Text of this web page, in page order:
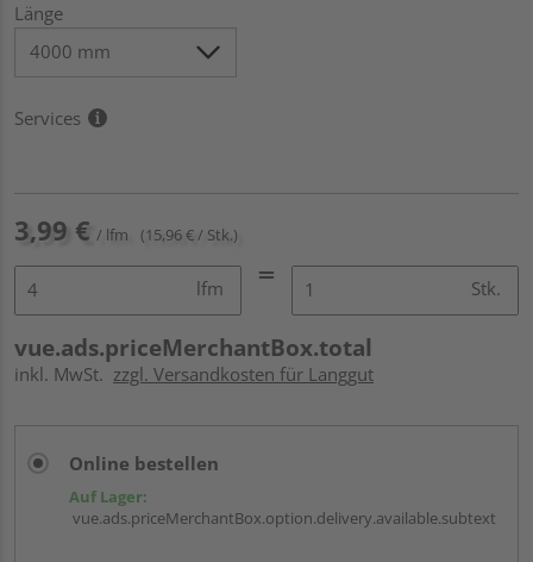
Länge
Services
3,99 € / lfm (15,96 € / Stk.)
lfm Stk.
vue.ads.priceMerchantBox.total
inkl. MwSt. zzgl. Versandkosten für Langgut
Online bestellen
Auf Lager:
vue.ads.priceMerchantBox.option.delivery.available.subtext